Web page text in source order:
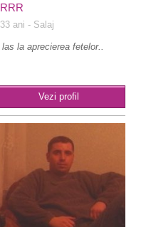
RRR
33 ani - Salaj
las la aprecierea fetelor..
Vezi profil